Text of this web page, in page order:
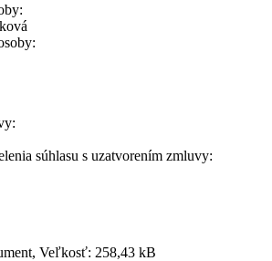
súhlasu s uzatvorením zmluvy:
Veľkosť: 258,43 kB